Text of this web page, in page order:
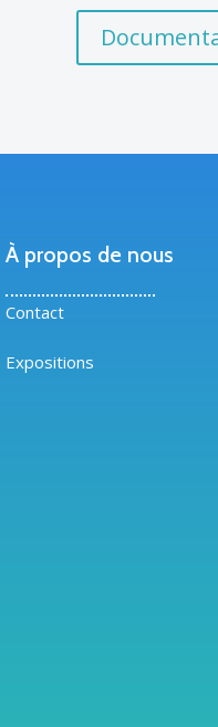
À propos de nous
Contact
Expositions